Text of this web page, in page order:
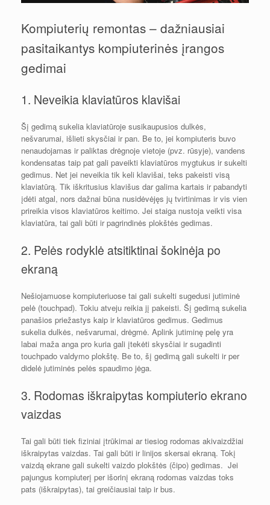
Kompiuterių remontas – dažniausiai
pasitaikantys kompiuterinės įrangos
gedimai
1. Neveikia klaviatūros klavišai
Šį gedimą sukelia klaviatūroje susikaupusios dulkės,
nešvarumai, išlieti skysčiai ir pan. Be to, jei kompiuteris buvo
nenaudojamas ir paliktas drėgnoje vietoje (pvz. rūsyje), vandens
kondensatas taip pat gali paveikti klaviatūros mygtukus ir sukelti
gedimus. Net jei neveikia tik keli klavišai, teks pakeisti visą
klaviatūrą. Tik iškritusius klavišus dar galima kartais ir pabandyti
įdėti atgal, nors dažnai būna nusidėvėjęs jų tvirtinimas ir vis vien
prireikia visos klaviatūros keitimo. Jei staiga nustoja veikti visa
klaviatūra, tai gali būti ir pagrindinės plokštės gedimas.
2. Pelės rodyklė atsitiktinai šokinėja po
ekraną
Nešiojamuose kompiuteriuose tai gali sukelti sugedusi jutiminė
pelė (touchpad). Tokiu atveju reikia jį pakeisti. Šį gedimą sukelia
panašios priežastys kaip ir klaviatūros gedimus. Gedimus
sukelia dulkės, nešvarumai, drėgmė. Aplink jutiminę pelę yra
labai maža anga pro kuria gali įtekėti skysčiai ir sugadinti
touchpado valdymo plokštę. Be to, šį gedimą gali sukelti ir per
didelė jutiminės pelės spaudimo jėga.
3. Rodomas iškraipytas kompiuterio ekrano
vaizdas
Tai gali būti tiek fiziniai įtrūkimai ar tiesiog rodomas akivaizdžiai
iškraipytas vaizdas. Tai gali būti ir linijos skersai ekraną. Tokį
vaizdą ekrane gali sukelti vaizdo plokštės (čipo) gedimas. Jei
pajungus kompiuterį per išorinį ekraną rodomas vaizdas toks
pats (iškraipytas), tai greičiausiai taip ir bus.